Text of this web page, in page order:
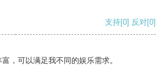
支持[0] 反对[0]
，可以满足我不同的娱乐需求。